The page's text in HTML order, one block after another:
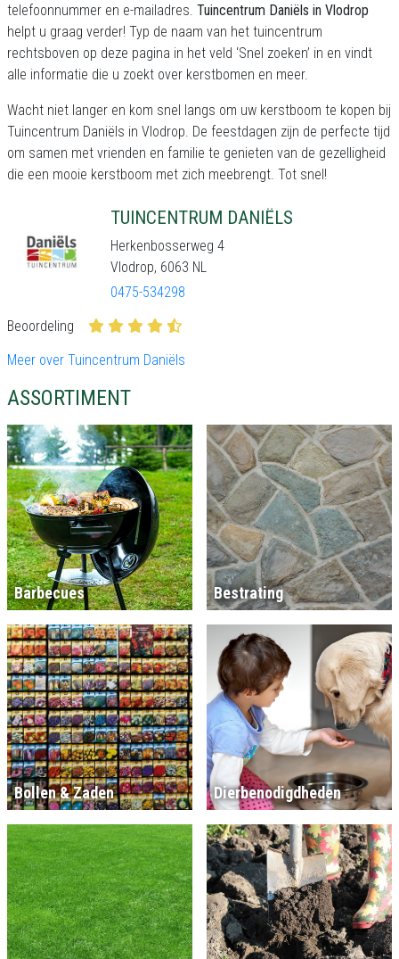
telefoonnummer en e-mailadres. Tuincentrum Daniëls in Vlodrop
helpt u graag verder! Typ de naam van het tuincentrum
rechtsboven op deze pagina in het veld ‘Snel zoeken’ in en vindt
alle informatie die u zoekt over kerstbomen en meer.
Wacht niet langer en kom snel langs om uw kerstboom te kopen bij
Tuincentrum Daniëls in Vlodrop. De feestdagen zijn de perfecte tijd
om samen met vrienden en familie te genieten van de gezelligheid
die een mooie kerstboom met zich meebrengt. Tot snel!
TUINCENTRUM DANIËLS
Herkenbosserweg 4
Vlodrop, 6063 NL
0475-534298
Beoordeling
Meer over Tuincentrum Daniëls
ASSORTIMENT
Barbecues Bestrating
Bollen & Zaden Dierbenodigdheden